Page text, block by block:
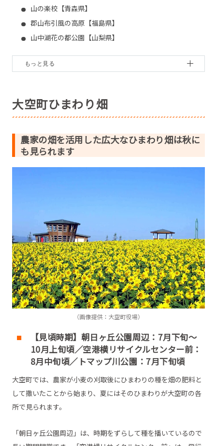
山の楽校【青森県】
郡山布引風の高原【福島県】
山中湖花の都公園【山梨県】
第1なぎさ公園【滋賀県】
ひまわりの丘公園【兵庫県】
蒜山高原【岡山県】
世羅高原農場【広島県】
花の海【山口県】
大空町ひまわり畑
農家の畑を活用した広大なひまわり畑は秋に
も見られます
（画像提供：大空町役場）
【見頃時期】朝日ヶ丘公園周辺：7月下旬～
10月上旬頃／空港横リサイクルセンター前：
8月中旬頃／トマップ川公園：7月下旬頃
大空町では、農家が小麦の刈取後にひまわりの種を畑の肥料と
して撒いたことから始まり、夏にはそのひまわりが大空町の各
所で見られます。
「朝日ヶ丘公園周辺」は、時期をずらして種を播いているので